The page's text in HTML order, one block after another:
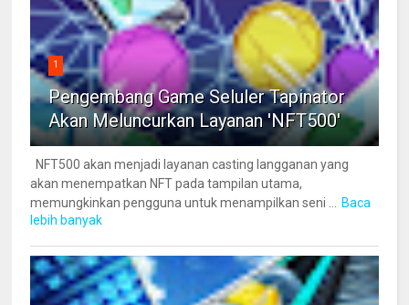
1
Pengembang Game Seluler Tapinator
Akan Meluncurkan Layanan 'NFT500'
NFT500 akan menjadi layanan casting langganan yang
akan menempatkan NFT pada tampilan utama,
memungkinkan pengguna untuk menampilkan seni ...
Baca
lebih banyak